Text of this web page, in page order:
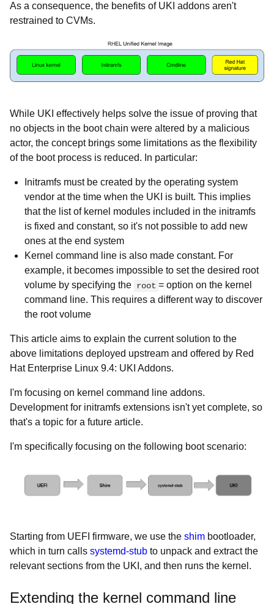
As a consequence, the benefits of UKI addons aren't
restrained to CVMs.
While UKI effectively helps solve the issue of proving that
no objects in the boot chain were altered by a malicious
actor, the concept brings some limitations as the flexibility
of the boot process is reduced. In particular:
Initramfs must be created by the operating system
vendor at the time when the UKI is built. This implies
that the list of kernel modules included in the initramfs
is fixed and constant, so it's not possible to add new
ones at the end system
Kernel command line is also made constant. For
example, it becomes impossible to set the desired root
volume by specifying the root = option on the kernel
command line. This requires a different way to discover
the root volume
This article aims to explain the current solution to the
above limitations deployed upstream and offered by Red
Hat Enterprise Linux 9.4: UKI Addons.
I'm focusing on kernel command line addons.
Development for initramfs extensions isn't yet complete, so
that's a topic for a future article.
I'm specifically focusing on the following boot scenario:
Starting from UEFI firmware, we use the shim bootloader,
which in turn calls systemd-stub to unpack and extract the
relevant sections from the UKI, and then runs the kernel.
Extending the kernel command line